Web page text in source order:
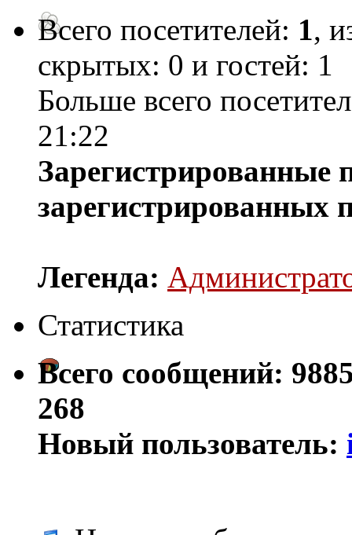
Всего посетителей: 1,
скрытых: 0 и гостей: 1
Больше всего
21:22
Зарегистрированные
зарегистрированных
Легенда:
Статистика
Всего сообщений:
268
Новый пользователь: